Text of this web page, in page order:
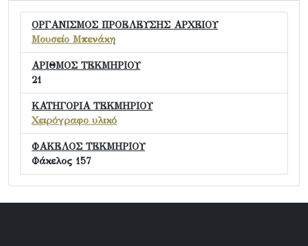
ΟΡΓΑΝΙΣΜΟΣ ΠΡΟΕΛΕΥΣΗΣ ΑΡΧΕΙΟΥ
Μουσείο Μπενάκη
ΑΡΙΘΜΟΣ ΤΕΚΜΗΡΙΟΥ
21
ΚΑΤΗΓΟΡΙΑ ΤΕΚΜΗΡΙΟΥ
Χειρόγραφο υλικό
ΦΑΚΕΛΟΣ ΤΕΚΜΗΡΙΟΥ
Φάκελος 157